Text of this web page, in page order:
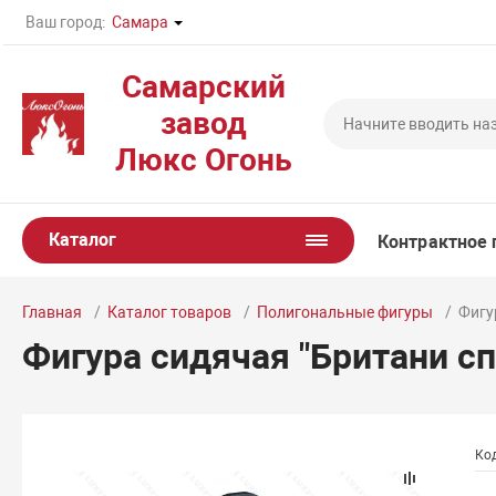
Ваш город: Самара
Самарский
завод
Люкс Огонь
Каталог Контрактное
Главная Каталог товаров Полигональные фигуры
Фигура сидячая "Британи